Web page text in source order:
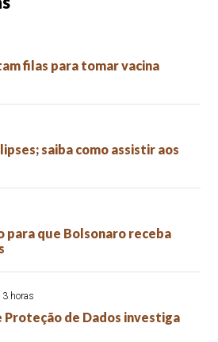
filas para tomar vacina
saiba como assistir aos
para que Bolsonaro receba
3 horas
Proteção de Dados investiga